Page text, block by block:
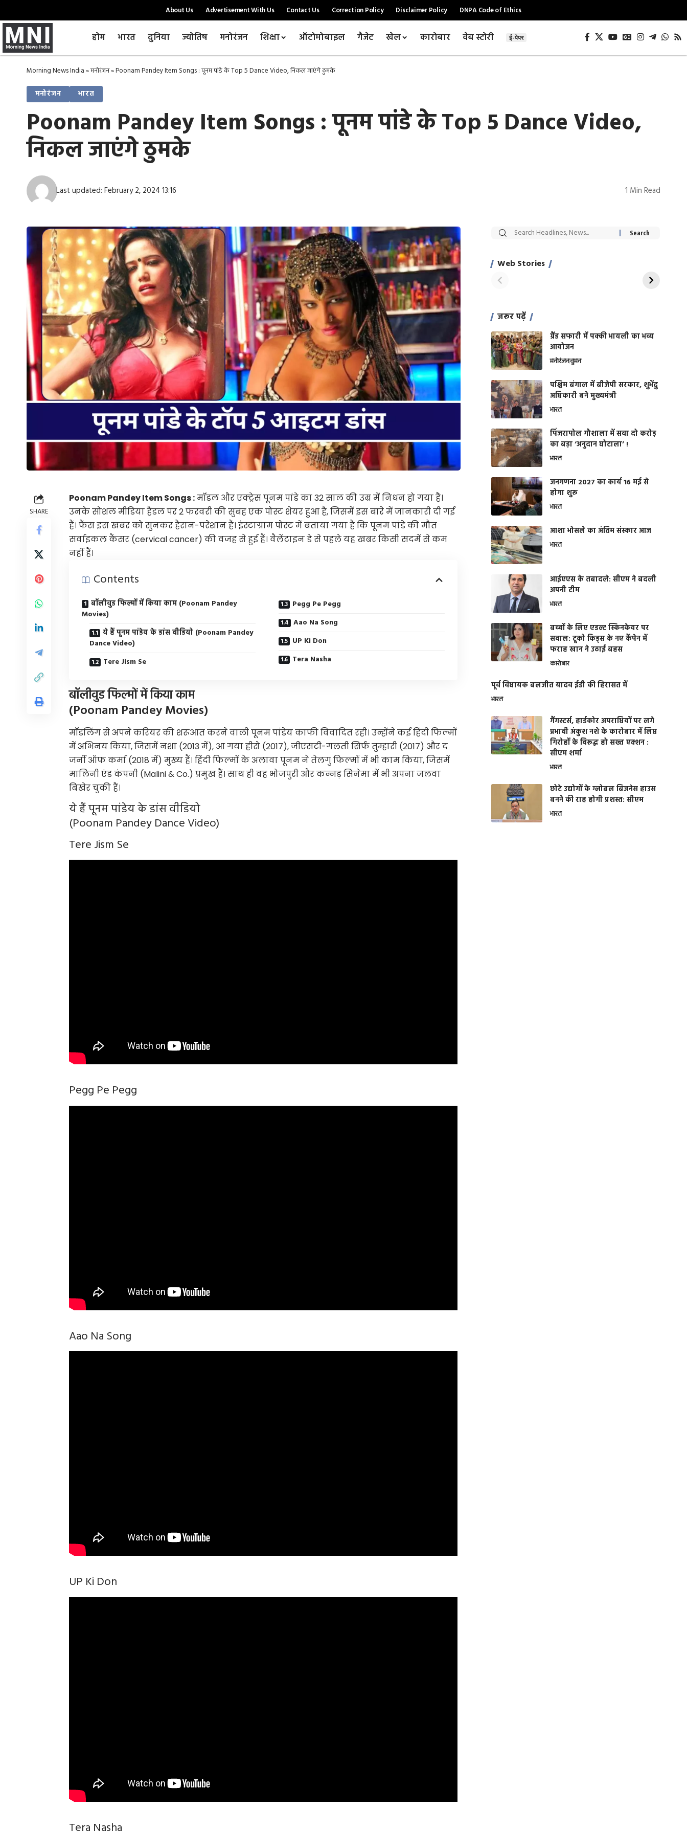
About Us Advertisement With Us Contact Us Correction Policy Disclaimer Policy DNPA Code of Ethics
होम भारत दुनिया ज्योतिष मनोरंजन शिक्षा ऑटोमोबाइल गैजेट खेल कारोबार वेब स्टोरी ई-पेपर
Morning News India»मनोरंजन»Poonam Pandey Item Songs : पूनम पांडे के Top 5 Dance Video, निकल जाएंगे ठुमके
मनोरंजन भारत
Poonam Pandey Item Songs : पूनम पांडे के Top 5 Dance Video,
निकल जाएंगे ठुमके
Last updated: February 2, 2024 13:16 1 Min Read
SHARE
Poonam Pandey Item Songs :मॉडल और एक्ट्रेस पूनम पांडे का 32 साल की उम्र में निधन हो गया हैं।
उनके सोशल मीडिया हैंडल पर 2 फरवरी की सुबह एक पोस्ट शेयर हुआ है, जिसमें इस बारे में जानकारी दी गई
हैं। फैंस इस खबर को सुनकर हैरान-परेशान हैं। इंस्टाग्राम पोस्ट में बताया गया है कि पूनम पांडे की मौत
सर्वाइकल कैंसर (cervical cancer) की वजह से हुई हैं। वैलेंटाइन डे से पहले यह खबर किसी सदमें से कम
नहीं हैं।
Contents
बॉलीवुड फिल्मों में किया काम (Poonam Pandey
Movies)
ये हैं पूनम पांडेय के डांस वीडियो (Poonam Pandey
Dance Video)
Tere Jism Se
Pegg Pe Pegg
Aao Na Song
UP Ki Don
Tera Nasha
बॉलीवुड फिल्मों में किया काम
(Poonam Pandey Movies)
मॉडलिंग से अपने करियर की शरूआत करने वाली पूनम पांडेय काफी विवादित रही। उन्होंने कई हिंदी फिल्मों
में अभिनय किया, जिसमें नशा (2013 में), आ गया हीरो (2017), जीएसटी-गलती सिर्फ तुम्हारी (2017) और द
जर्नी ऑफ कर्मा (2018 में) मुख्य हैं। हिंदी फिल्मों के अलावा पूनम ने तेलगु फिल्मों में भी काम किया, जिसमें
मालिनी एंड कंपनी (Malini & Co.) प्रमुख हैं। साथ ही वह भोजपुरी और कन्नड़ सिनेमा में भी अपना जलवा
बिखेर चुकी हैं।
ये हैं पूनम पांडेय के डांस वीडियो
(Poonam Pandey Dance Video)
Tere Jism Se
Pegg Pe Pegg
Aao Na Song
UP Ki Don
Tera Nasha
Web Stories
सट्टेबाजी में अरेस्ट हुए
साहिल खान
रोज एक कच्चे लहसुन
जरूर पढ़ें
ग्रैंड सफारी में पक्की भायली का भव्य
आयोजन
मनोरंजनवुमन
पश्चिम बंगाल में बीजेपी सरकार, शुभेंदु
अधिकारी बने मुख्यमंत्री
भारत
​पिंजरापोल गौशाला में सवा दो करोड़
का बड़ा ‘अनुदान घोटाला’ !
भारत
जनगणना 2027 का कार्य 16 मई से
होगा शुरू
भारत
आशा भोसले का अंतिम संस्कार आज
भारत
आईएएस के तबादले: सीएम ने बदली
अपनी टीम
भारत
बच्चों के लिए एडल्ट स्किनकेयर पर
सवाल: टूको किड्स के नए कैंपेन में
फराह खान ने उठाई बहस
कारोबार
पूर्व विधायक बलजीत यादव ईडी की हिरासत में
भारत
गैंगस्टर्स, हार्डकोर अपराधियों पर लगे
प्रभावी अंकुश नशे के कारोबार में लिप्त
गिरोहों के विरूद्ध हो सख्त एक्शन :
सीएम शर्मा
भारत
छोटे उद्योगों के ग्लोबल बिजनेस हाउस
बनने की राह होगी प्रशस्त: सीएम
भारत